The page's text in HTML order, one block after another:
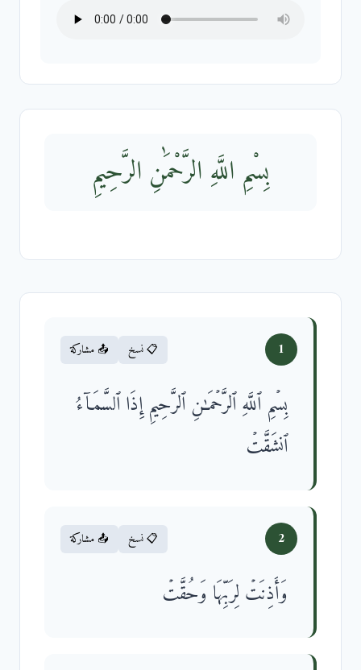
بِسْمِ اللَّهِ الرَّحْمَٰنِ الرَّحِيمِ
1 📋 نسخ 📤 مشاركة
بِسۡمِ ٱللَّهِ ٱلرَّحۡمَـٰنِ ٱلرَّحِیمِ إِذَا ٱلسَّمَاۤءُ
ٱنشَقَّتۡ
2 📋 نسخ 📤 مشاركة
وَأَذِنَتۡ لِرَبِّهَا وَحُقَّتۡ